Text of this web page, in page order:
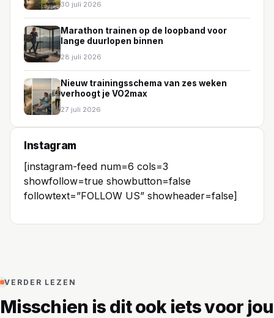
30 juli 2026
Marathon trainen op de loopband voor
lange duurlopen binnen
28 juli 2026
Nieuw trainingsschema van zes weken
verhoogt je VO2max
27 juli 2026
Instagram
[instagram-feed num=6 cols=3
showfollow=true showbutton=false
followtext=”FOLLOW US” showheader=false]
VERDER LEZEN
Misschien is dit ook iets voor jou